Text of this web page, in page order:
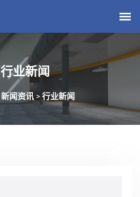
行业新闻
新闻资讯> 行业新闻